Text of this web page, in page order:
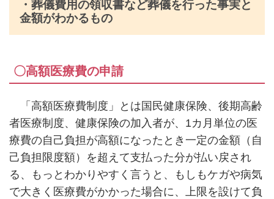
・葬儀費用の領収書など葬儀を行った事実と
金額がわかるもの
〇高額医療費の申請
「高額医療費制度」とは国民健康保険、後期高齢
者医療制度、健康保険の加入者が、 1カ月単位の医
療費の自己負担が高額になったとき一定の金額（自
己負担限度額）を超えて支払った分が払い戻され
る、もっとわかりやすく言うと、もしもケガや病気
で大きく医療費がかかった場合に、上限を設けて負